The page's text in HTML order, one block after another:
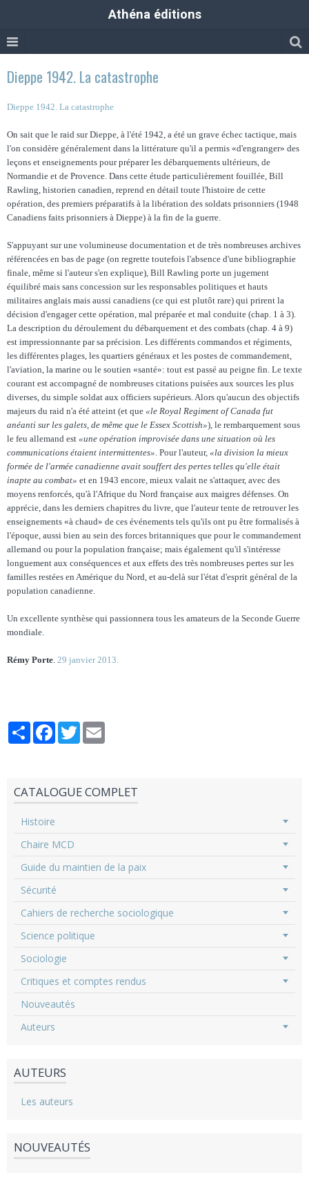
Athéna éditions
Dieppe 1942. La catastrophe
Dieppe 1942. La catastrophe
On sait que le raid sur Dieppe, à l'été 1942, a été un grave échec tactique, mais
l'on considère généralement dans la littérature qu'il a permis «d'engranger» des
leçons et enseignements pour préparer les débarquements ultérieurs, de
Normandie et de Provence. Dans cette étude particulièrement fouillée, Bill
Rawling, historien canadien, reprend en détail toute l'histoire de cette
opération, des premiers préparatifs à la libération des soldats prisonniers (1948
Canadiens faits prisonniers à Dieppe) à la fin de la guerre.
S'appuyant sur une volumineuse documentation et de très nombreuses archives
référencées en bas de page (on regrette toutefois l'absence d'une bibliographie
finale, même si l'auteur s'en explique), Bill Rawling porte un jugement
équilibré mais sans concession sur les responsables politiques et hauts
militaires anglais mais aussi canadiens (ce qui est plutôt rare) qui prirent la
décision d'engager cette opération, mal préparée et mal conduite (chap. 1 à 3).
La description du déroulement du débarquement et des combats (chap. 4 à 9)
est impressionnante par sa précision. Les différents commandos et régiments,
les différentes plages, les quartiers généraux et les postes de commandement,
l'aviation, la marine ou le soutien «santé»: tout est passé au peigne fin. Le texte
courant est accompagné de nombreuses citations puisées aux sources les plus
diverses, du simple soldat aux officiers supérieurs. Alors qu'aucun des objectifs
majeurs du raid n'a été atteint (et que «le Royal Regiment of Canada fut
anéanti sur les galets, de même que le Essex Scottish»), le rembarquement sous
le feu allemand est «une opération improvisée dans une situation où les
communications étaient intermittentes». Pour l'auteur, «la division la mieux
formée de l'armée canadienne avait souffert des pertes telles qu'elle était
inapte au combat» et en 1943 encore, mieux valait ne s'attaquer, avec des
moyens renforcés, qu'à l'Afrique du Nord française aux maigres défenses. On
apprécie, dans les derniers chapitres du livre, que l'auteur tente de retrouver les
enseignements «à chaud» de ces événements tels qu'ils ont pu être formalisés à
l'époque, aussi bien au sein des forces britanniques que pour le commandement
allemand ou pour la population française; mais également qu'il s'intéresse
longuement aux conséquences et aux effets des très nombreuses pertes sur les
familles restées en Amérique du Nord, et au-delà sur l'état d'esprit général de la
population canadienne.
Un excellente synthèse qui passionnera tous les amateurs de la Seconde Guerre
mondiale.
Rémy Porte. 29 janvier 2013.
PartagerFacebook
Twitter
CATALOGUE COMPLET
Histoire
Chaire MCD
Guide du maintien de la paix
Sécurité
Cahiers de recherche sociologique
Science politique
Sociologie
Critiques et comptes rendus
Nouveautés
Auteurs
AUTEURS
Les auteurs
NOUVEAUTÉS